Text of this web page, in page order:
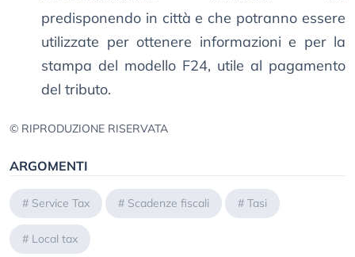
predisponendo in città e che potranno essere
utilizzate per ottenere informazioni e per la
stampa del modello F24, utile al pagamento
del tributo.
© RIPRODUZIONE RISERVATA
ARGOMENTI
# Service Tax # Scadenze fiscali # Tasi
# Local tax